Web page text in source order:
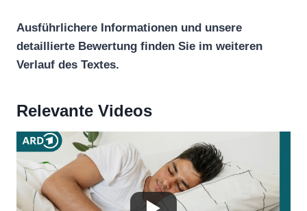
Ausführlichere Informationen und unsere
detaillierte Bewertung finden Sie im weiteren
Verlauf des Textes.
Relevante Videos